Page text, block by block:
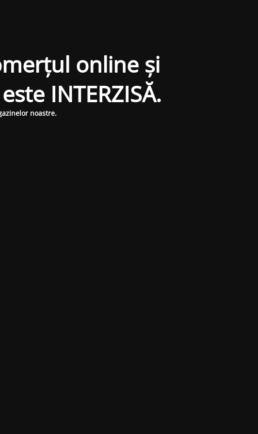
online și
INTERZISĂ.
noastre.